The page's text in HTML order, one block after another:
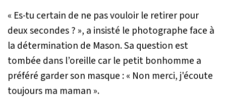
« Es-tu certain de ne pas vouloir le retirer pour
deux secondes ? », a insisté le photographe face à
la détermination de Mason. Sa question est
tombée dans l’oreille car le petit bonhomme a
préféré garder son masque :« Non merci, j'écoute
toujours ma maman ».